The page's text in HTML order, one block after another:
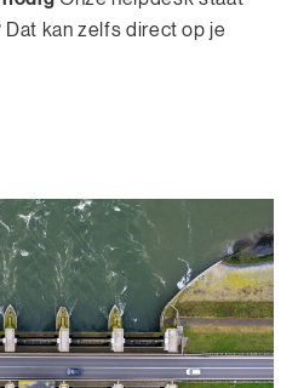
Dat kan zelfs direct op je